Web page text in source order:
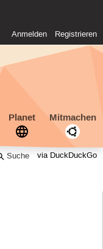
Anmelden Registrieren
Planet Mitmachen
via DuckDuckGo